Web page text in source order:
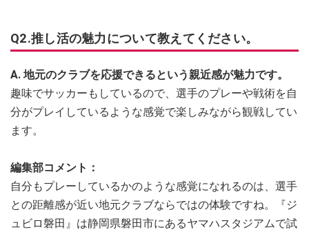
Q2.推し活の魅力について教えてください。
A. 地元のクラブを応援できるという親近感が魅力です。
趣味でサッカーもしているので、選手のプレーや戦術を自
分がプレイしているような感覚で楽しみながら観戦してい
ます。
編集部コメント：
自分もプレーしているかのような感覚になれるのは、選手
との距離感が近い地元クラブならではの体験ですね。『ジ
ュビロ磐田』は静岡県磐田市にあるヤマハスタジアムで試